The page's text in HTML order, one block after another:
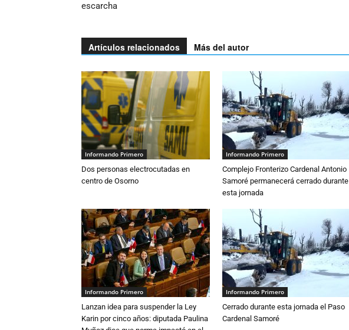
escarcha
Artículos relacionados Más del autor
Informando Primero
Dos personas electrocutadas en
centro de Osorno
Informando Primero
Complejo Fronterizo Cardenal Antonio
Samoré permanecerá cerrado durante
esta jornada
Informando Primero
Lanzan idea para suspender la Ley
Karin por cinco años: diputada Paulina
Informando Primero
Cerrado durante esta jornada el Paso
Cardenal Samoré